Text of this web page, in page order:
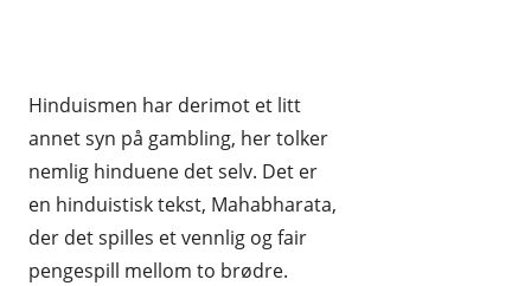
Hinduismen har derimot et litt
annet syn på gambling, her tolker
nemlig hinduene det selv. Det er
en hinduistisk tekst, Mahabharata,
der det spilles et vennlig og fair
pengespill mellom to brødre.